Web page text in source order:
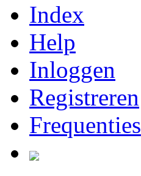
Index
Help
Inloggen
Registreren
Frequenties